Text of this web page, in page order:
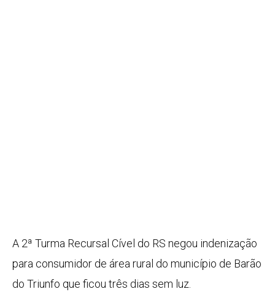
A 2ª Turma Recursal Cível do RS negou indenização
para consumidor de área rural do município de Barão
do Triunfo que ficou três dias sem luz.